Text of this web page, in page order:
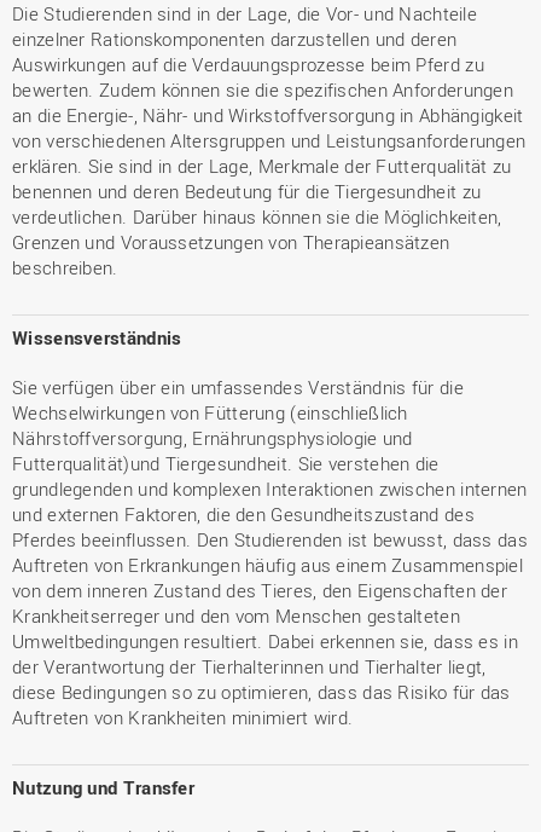
Die Studierenden sind in der Lage, die Vor- und Nachteile
einzelner Rationskomponenten darzustellen und deren
Auswirkungen auf die Verdauungsprozesse beim Pferd zu
bewerten. Zudem können sie die spezifischen Anforderungen
an die Energie-, Nähr- und Wirkstoffversorgung in Abhängigkeit
von verschiedenen Altersgruppen und Leistungsanforderungen
erklären. Sie sind in der Lage, Merkmale der Futterqualität zu
benennen und deren Bedeutung für die Tiergesundheit zu
verdeutlichen. Darüber hinaus können sie die Möglichkeiten,
Grenzen und Voraussetzungen von Therapieansätzen
beschreiben.
Wissensverständnis
Sie verfügen über ein umfassendes Verständnis für die
Wechselwirkungen von Fütterung (einschließlich
Nährstoffversorgung, Ernährungsphysiologie und
Futterqualität)und Tiergesundheit. Sie verstehen die
grundlegenden und komplexen Interaktionen zwischen internen
und externen Faktoren, die den Gesundheitszustand des
Pferdes beeinflussen. Den Studierenden ist bewusst, dass das
Auftreten von Erkrankungen häufig aus einem Zusammenspiel
von dem inneren Zustand des Tieres, den Eigenschaften der
Krankheitserreger und den vom Menschen gestalteten
Umweltbedingungen resultiert. Dabei erkennen sie, dass es in
der Verantwortung der Tierhalterinnen und Tierhalter liegt,
diese Bedingungen so zu optimieren, dass das Risiko für das
Auftreten von Krankheiten minimiert wird.
Nutzung und Transfer